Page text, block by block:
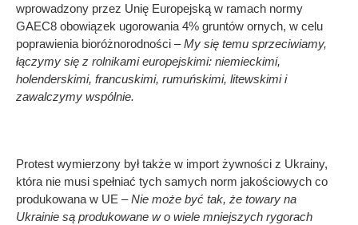
wprowadzony przez Unię Europejską w ramach normy
GAEC8 obowiązek ugorowania 4% gruntów ornych, w celu
poprawienia bioróżnorodności –My się temu sprzeciwiamy,
łączymy się z rolnikami europejskimi: niemieckimi,
holenderskimi, francuskimi, rumuńskimi, litewskimi i
zawalczymy wspólnie.
Protest wymierzony był także w import żywności z Ukrainy,
która nie musi spełniać tych samych norm jakościowych co
produkowana w UE –Nie może być tak, że towary na
Ukrainie są produkowane w o wiele mniejszych rygorach